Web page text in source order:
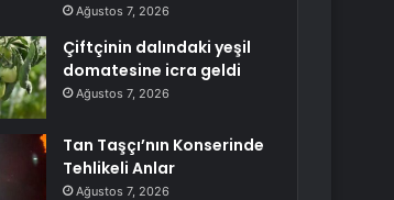
Ağustos 7, 2026
Çiftçinin dalındaki yeşil
domatesine icra geldi
Ağustos 7, 2026
Tan Taşçı’nın Konserinde
Tehlikeli Anlar
Ağustos 7, 2026